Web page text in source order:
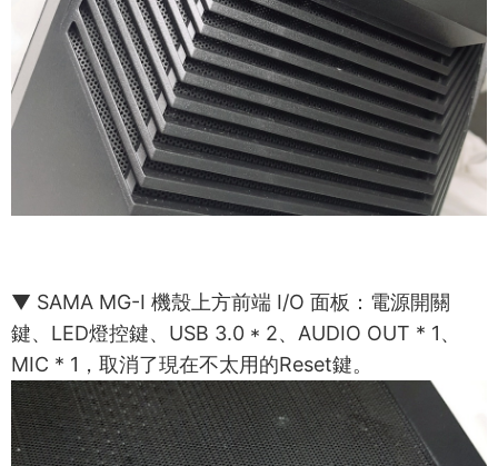
▼ SAMA MG-I 機殼上方前端 I/O 面板：電源開關
鍵、LED燈控鍵、USB 3.0 * 2、AUDIO OUT * 1、
MIC * 1，取消了現在不太用的Reset鍵。